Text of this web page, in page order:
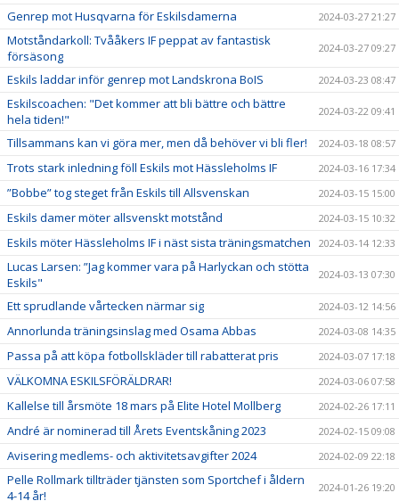
Genrep mot Husqvarna för Eskilsdamerna 2024-03-27 21:27
Motståndarkoll: Tvååkers IF peppat av fantastisk
försäsong
2024-03-27 09:27
Eskils laddar inför genrep mot Landskrona BoIS 2024-03-23 08:47
Eskilscoachen: "Det kommer att bli bättre och bättre
hela tiden!"
2024-03-22 09:41
Tillsammans kan vi göra mer, men då behöver vi bli fler! 2024-03-18 08:57
Trots stark inledning föll Eskils mot Hässleholms IF 2024-03-16 17:34
”Bobbe” tog steget från Eskils till Allsvenskan 2024-03-15 15:00
Eskils damer möter allsvenskt motstånd 2024-03-15 10:32
Eskils möter Hässleholms IF i näst sista träningsmatchen 2024-03-14 12:33
Lucas Larsen: ”Jag kommer vara på Harlyckan och stötta
Eskils"
2024-03-13 07:30
Ett sprudlande vårtecken närmar sig 2024-03-12 14:56
Annorlunda träningsinslag med Osama Abbas 2024-03-08 14:35
Passa på att köpa fotbollskläder till rabatterat pris 2024-03-07 17:18
VÄLKOMNA ESKILSFÖRÄLDRAR! 2024-03-06 07:58
Kallelse till årsmöte 18 mars på Elite Hotel Mollberg 2024-02-26 17:11
André är nominerad till Årets Eventskåning 2023 2024-02-15 09:08
Avisering medlems- och aktivitetsavgifter 2024 2024-02-09 22:18
Pelle Rollmark tillträder tjänsten som Sportchef i åldern
4-14 år!
2024-01-26 19:20